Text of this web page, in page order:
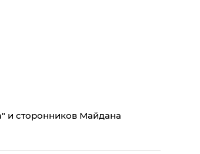
и сторонников Майдана